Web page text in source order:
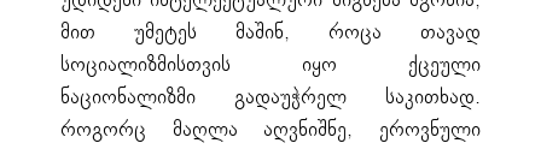
მით უმეტეს მაშინ, როცა თავად
სოციალიზმისთვის იყო ქცეული
ნაციონალიზმი გადაუჭრელ საკითხად.
როგორც მაღლა აღვნიშნე, ეროვნული